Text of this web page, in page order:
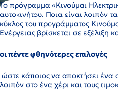
Το πρόγραμμα «Κινούμαι
αυτοκινήτου. Ποια είναι λοιπόν
κύκλος του προγράμματος
Ενέργειας βρίσκεται σε εξέλιξη
οι πέντε φθηνότερες επιλογές
ώστε κάποιος να αποκτήσει ένα
λοιπόν στο ένα χέρι και τους